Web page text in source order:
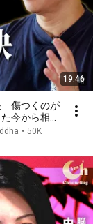
19:46
傷つくのが
今から相手
愚和尚の一
• 50K